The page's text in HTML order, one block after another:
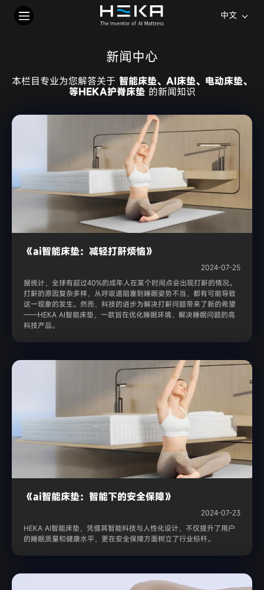
中文
新闻中心
本栏目专业为您解答关于 智能床垫、AI床垫、电动床垫、
等HEKA护脊床垫的新闻知识
《ai智能床垫：减轻打鼾烦恼》
2024-07-25
据统计，全球有超过40%的成年人在某个时间点会出现打鼾的情况。
打鼾的原因复杂多样，从呼吸道阻塞到睡眠姿势不当，都有可能导致
这一现象的发生。然而，科技的进步为解决打鼾问题带来了新的希望
——HEKA AI智能床垫，一款旨在优化睡眠环境、解决睡眠问题的高
科技产品。
《ai智能床垫：智能下的安全保障》
2024-07-23
HEKA AI智能床垫，凭借其智能科技与人性化设计，不仅提升了用户
的睡眠质量和健康水平，更在安全保障方面树立了行业标杆。